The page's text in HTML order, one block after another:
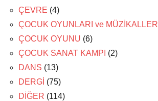
ÇEVRE (4)
ÇOCUK OYUNLARI ve MÜZİKALLERİ
ÇOCUK OYUNU (6)
ÇOCUK SANAT KAMPI (2)
DANS (13)
DERGİ (75)
DİĞER (114)